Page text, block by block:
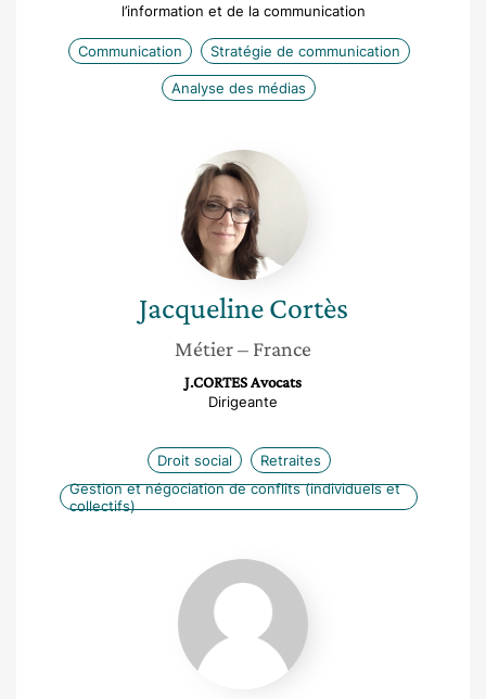
l’information et de la communication
Communication Stratégie de communication
Analyse des médias
Jacqueline
Cortès
Jacqueline Cortès
Métier– France
J.CORTES Avocats
Dirigeante
Droit social
Retraites
Gestion et négociation de conflits (individuels et
collectifs)
Jaouida
Guiga